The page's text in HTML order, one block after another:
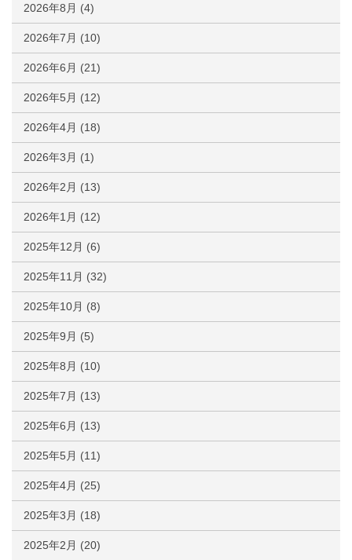
2026年8月 (4)
2026年7月 (10)
2026年6月 (21)
2026年5月 (12)
2026年4月 (18)
2026年3月 (1)
2026年2月 (13)
2026年1月 (12)
2025年12月 (6)
2025年11月 (32)
2025年10月 (8)
2025年9月 (5)
2025年8月 (10)
2025年7月 (13)
2025年6月 (13)
2025年5月 (11)
2025年4月 (25)
2025年3月 (18)
2025年2月 (20)